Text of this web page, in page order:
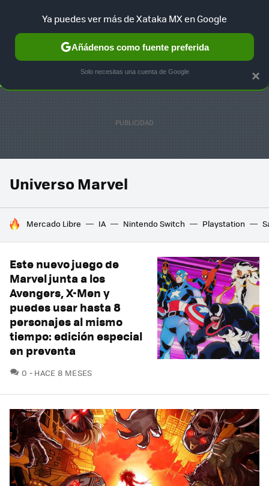
SELECCIÓN GAMING HOME AUTO TERRITORIO
Universo Marvel
HOY SE HABLA DE
Mercado Libre IA Nintendo Switch Playstation
Este nuevo juego de
Marvel junta a los
Avengers, X-Men y
puedes usar hasta 8
personajes al mismo
tiempo: edición especial
en preventa
0 COMENTARIOS
HACE 8 MESES
×
Ya puedes ver más de Xataka MX en Google
Añádenos como fuente preferida
Solo necesitas una cuenta de Google